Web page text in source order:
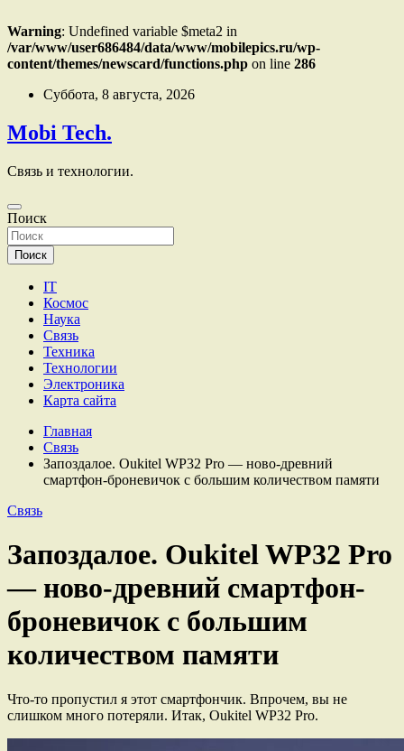
Warning: Undefined variable $meta2 in
/var/www/user686484/data/www/mobilepics.ru/wp-
content/themes/newscard/functions.php on line 286
Перейти
содержимому
Суббота, 8 августа, 2026
Mobi Tech.
Связь и технологии.
Поиск
Поиск
IT
Космос
Наука
Связь
Техника
Технологии
Электроника
Карта сайта
Главная
Связь
Запоздалое. Oukitel WP32 Pro — ново-древний
смартфон-броневичок с большим количеством памяти
Связь
Запоздалое. Oukitel WP32 Pro
— ново-древний смартфон-
броневичок с большим
количеством памяти
Что-то пропустил я этот смартфончик. Впрочем, вы не
слишком много потеряли. Итак, Oukitel WP32 Pro.